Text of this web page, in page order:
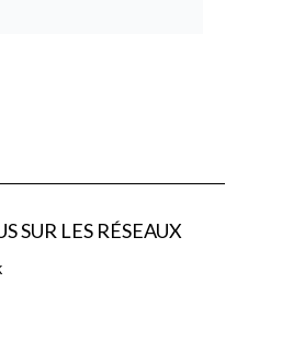
SUR LES RÉSEAUX